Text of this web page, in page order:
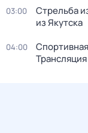
03:00
Стрельба
из Якутска
04:00